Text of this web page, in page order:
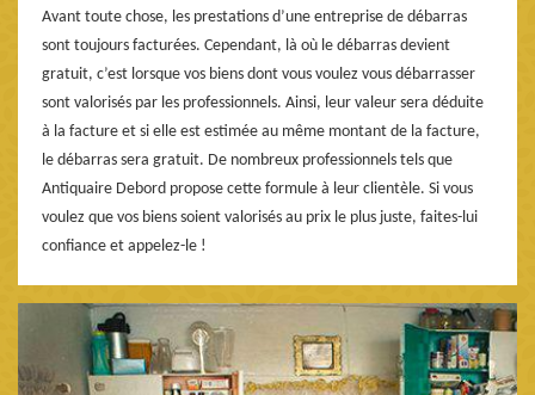
Avant toute chose, les prestations d’une entreprise de débarras
sont toujours facturées. Cependant, là où le débarras devient
gratuit, c’est lorsque vos biens dont vous voulez vous débarrasser
sont valorisés par les professionnels. Ainsi, leur valeur sera déduite
à la facture et si elle est estimée au même montant de la facture,
le débarras sera gratuit. De nombreux professionnels tels que
Antiquaire Debord propose cette formule à leur clientèle. Si vous
voulez que vos biens soient valorisés au prix le plus juste, faites-lui
confiance et appelez-le !